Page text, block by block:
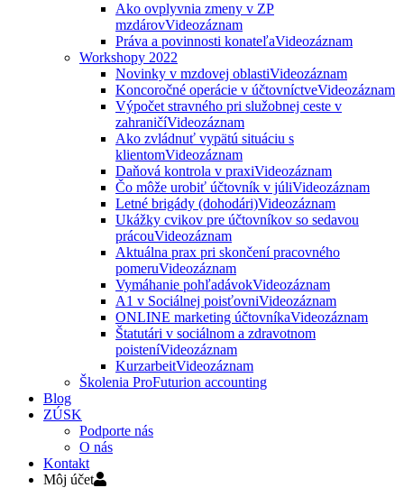
Ako ovplyvnia zmeny v ZP
mzdárovVideozáznam
Práva a povinnosti konateľaVideozáznam
Workshopy 2022
Novinky v mzdovej oblastiVideozáznam
Koncoročné operácie v účtovníctveVideozáznam
Výpočet stravného pri služobnej ceste v
zahraničíVideozáznam
Ako zvládnuť vypätú situáciu s
klientomVideozáznam
Daňová kontrola v praxiVideozáznam
Čo môže urobiť účtovník v júliVideozáznam
Letné brigády (dohodári)Videozáznam
Ukážky cvikov pre účtovníkov so sedavou
prácouVideozáznam
Aktuálna prax pri skončení pracovného
pomeruVideozáznam
Vymáhanie pohľadávokVideozáznam
A1 v Sociálnej poisťovniVideozáznam
ONLINE marketing účtovníkaVideozáznam
Štatutári v sociálnom a zdravotnom
poisteníVideozáznam
KurzarbeitVideozáznam
Školenia ProFuturion accounting
Blog
ZÚSK
Podporte nás
O nás
Kontakt
Môj účet